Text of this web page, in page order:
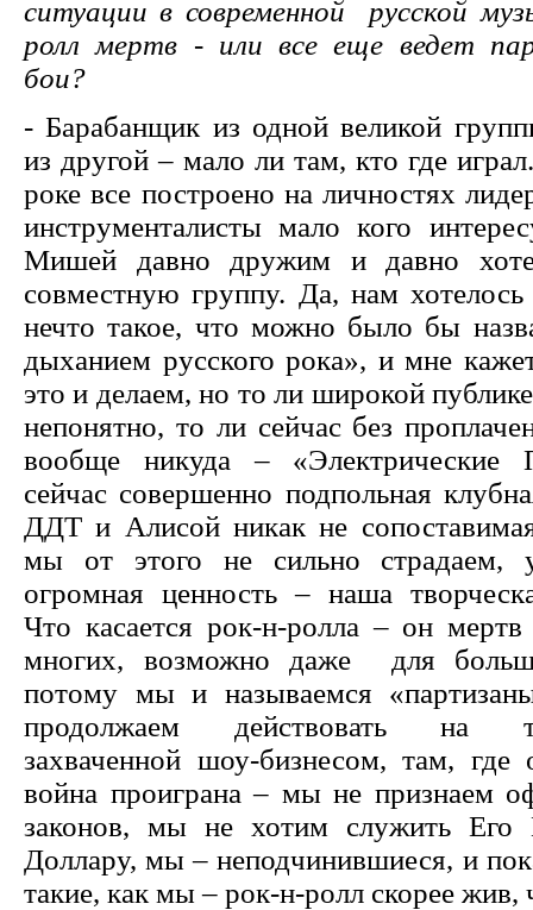
ситуации в современной русской
ролл мертв - или все еще ведет
бои?
- Барабанщик из одной великой
из другой – мало ли там, кто где
роке все построено на личностях
инструменталисты мало кого
Мишей давно дружим и давно
совместную группу. Да, нам хотелось
нечто такое, что можно было бы
дыханием русского рока», и мне
это и делаем, но то ли широкой
непонятно, то ли сейчас без
вообще никуда – «Электрические
сейчас совершенно подпольная
ДДТ и Алисой никак не
мы от этого не сильно страдаем,
огромная ценность – наша
Что касается рок-н-ролла – он мертв
многих, возможно даже для
потому мы и называемся
продолжаем действовать на
захваченной шоу-бизнесом, там, где
война проиграна – мы не признаем
законов, мы не хотим служить Его
Доллару, мы – неподчинившиеся, и
такие, как мы – рок-н-ролл скорее